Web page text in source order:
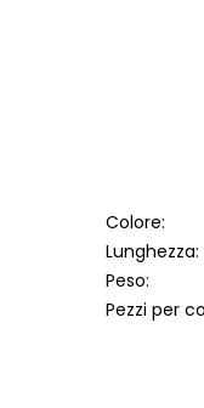
Colore:
Lunghezza:
Peso:
Pezzi per